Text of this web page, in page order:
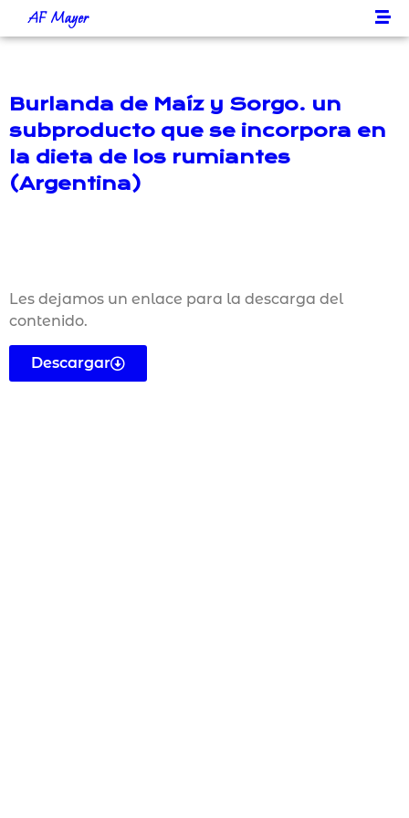
AF Mayer
Burlanda de Maíz y Sorgo. un
subproducto que se incorpora en
la dieta de los rumiantes
(Argentina)
Les dejamos un enlace para la descarga del
contenido.
Descargar